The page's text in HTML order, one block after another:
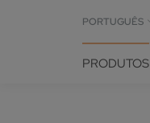
PORTUGUÊS
PRODUTOS